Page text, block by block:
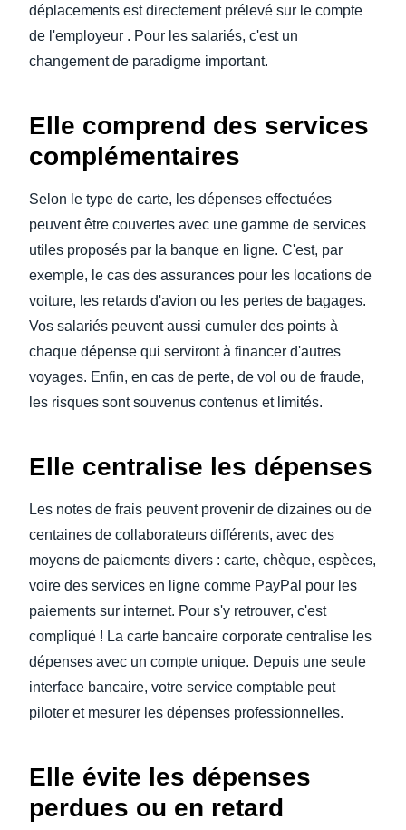
déplacements est directement prélevé sur le compte
de l'employeur . Pour les salariés, c'est un
changement de paradigme important.
Elle comprend des services
complémentaires
Selon le type de carte, les dépenses effectuées
peuvent être couvertes avec une gamme de services
utiles proposés par la banque en ligne. C'est, par
exemple, le cas des assurances pour les locations de
voiture, les retards d'avion ou les pertes de bagages.
Vos salariés peuvent aussi cumuler des points à
chaque dépense qui serviront à financer d'autres
voyages. Enfin, en cas de perte, de vol ou de fraude,
les risques sont souvenus contenus et limités.
Elle centralise les dépenses
Les notes de frais peuvent provenir de dizaines ou de
centaines de collaborateurs différents, avec des
moyens de paiements divers : carte, chèque, espèces,
voire des services en ligne comme PayPal pour les
paiements sur internet. Pour s'y retrouver, c'est
compliqué ! La carte bancaire corporate centralise les
dépenses avec un compte unique. Depuis une seule
interface bancaire, votre service comptable peut
piloter et mesurer les dépenses professionnelles.
Elle évite les dépenses
perdues ou en retard